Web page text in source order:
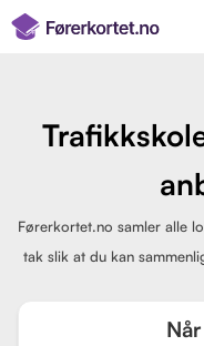
Førerkortet.no samler alle
tak slik at du kan